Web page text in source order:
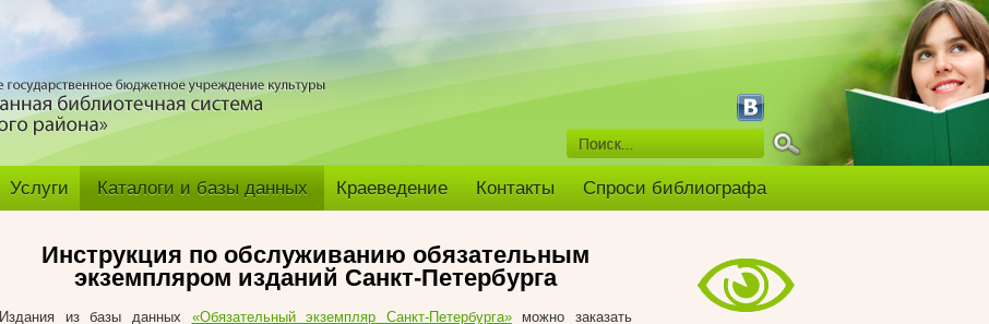
Услуги Каталоги и базы данных Краеведение Контакты Спроси библиографа
Инструкция по обслуживанию обязательным
экземпляром изданий Санкт-Петербурга
Издания из базы данных «Обязательный экземпляр Санкт-Петербурга»можно заказать